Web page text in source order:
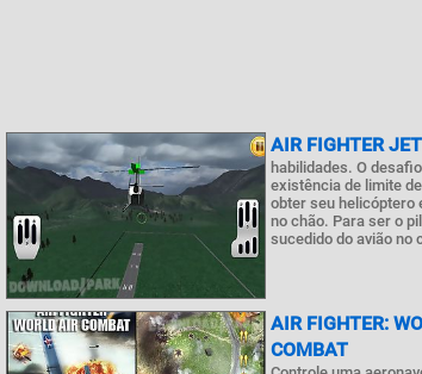
AIR FIGHTER
habilidades. O
existência de limite
obter seu helicóptero
no chão. Para ser o
sucedido do avião no
AIR FIGHTER:
COMBAT